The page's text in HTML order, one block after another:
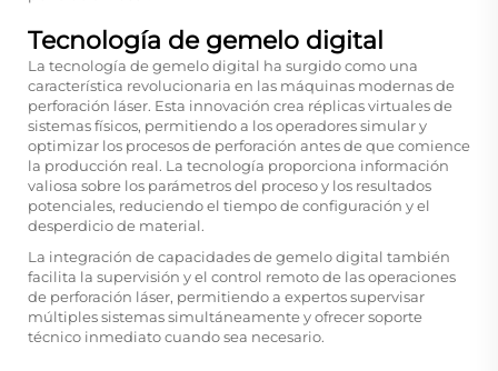
Tecnología de gemelo digital
La tecnología de gemelo digital ha surgido como una
característica revolucionaria en las máquinas modernas de
perforación láser. Esta innovación crea réplicas virtuales de
sistemas físicos, permitiendo a los operadores simular y
optimizar los procesos de perforación antes de que comience
la producción real. La tecnología proporciona información
valiosa sobre los parámetros del proceso y los resultados
potenciales, reduciendo el tiempo de configuración y el
desperdicio de material.
La integración de capacidades de gemelo digital también
facilita la supervisión y el control remoto de las operaciones
de perforación láser, permitiendo a expertos supervisar
múltiples sistemas simultáneamente y ofrecer soporte
técnico inmediato cuando sea necesario.